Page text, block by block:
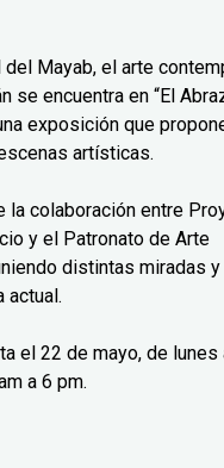
del Mayab, el arte
se encuentra en “El
exposición que
artísticas.
la colaboración entre
y el Patronato de Arte
distintas miradas
actual.
el 22 de mayo, de lunes
a 6 pm.